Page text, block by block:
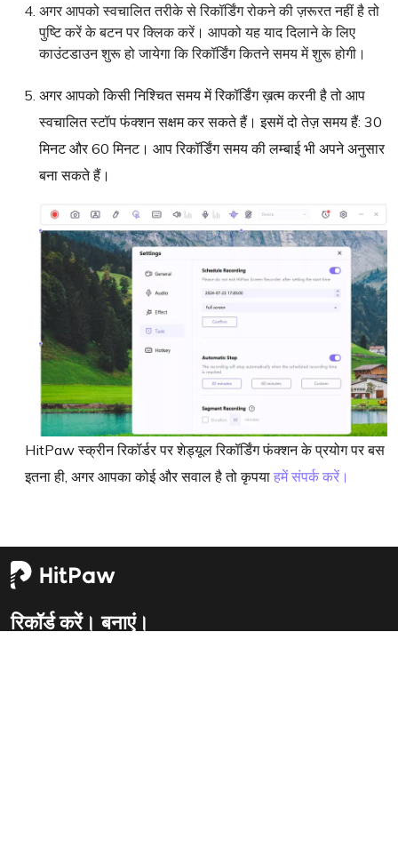
अगर आपको स्वचालित तरीके से रिकॉर्डिंग रोकने की ज़रूरत नहीं है तो
पुष्टि करें के बटन पर क्लिक करें। आपको यह याद दिलाने के लिए
काउंटडाउन शुरू हो जायेगा कि रिकॉर्डिंग कितने समय में शुरू होगी।
अगर आपको किसी निश्चित समय में रिकॉर्डिंग ख़त्म करनी है तो आप
स्वचालित स्टॉप फंक्शन सक्षम कर सकते हैं। इसमें दो तेज़ समय हैं: 30
मिनट और 60 मिनट। आप रिकॉर्डिंग समय की लम्बाई भी अपने अनुसार
बना सकते हैं।
HitPaw स्क्रीन रिकॉर्डर पर शेड्यूल रिकॉर्डिंग फंक्शन के प्रयोग पर बस
इतना ही, अगर आपका कोई और सवाल है तो कृपया हमें संपर्क करें।
रिकॉर्ड करें। बनाएं।